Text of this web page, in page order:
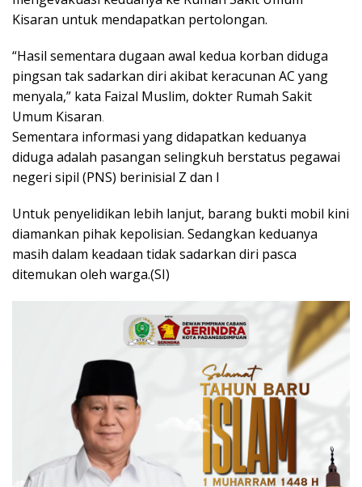
Kisaran untuk mendapatkan pertolongan.
“Hasil sementara dugaan awal kedua korban diduga
pingsan tak sadarkan diri akibat keracunan AC yang
menyala,” kata Faizal Muslim, dokter Rumah Sakit
Umum Kisaran.
Sementara informasi yang didapatkan keduanya
diduga adalah pasangan selingkuh berstatus pegawai
negeri sipil (PNS) berinisial Z dan I
Untuk penyelidikan lebih lanjut, barang bukti mobil kini
diamankan pihak kepolisian. Sedangkan keduanya
masih dalam keadaan tidak sadarkan diri pasca
ditemukan oleh warga.(SI)